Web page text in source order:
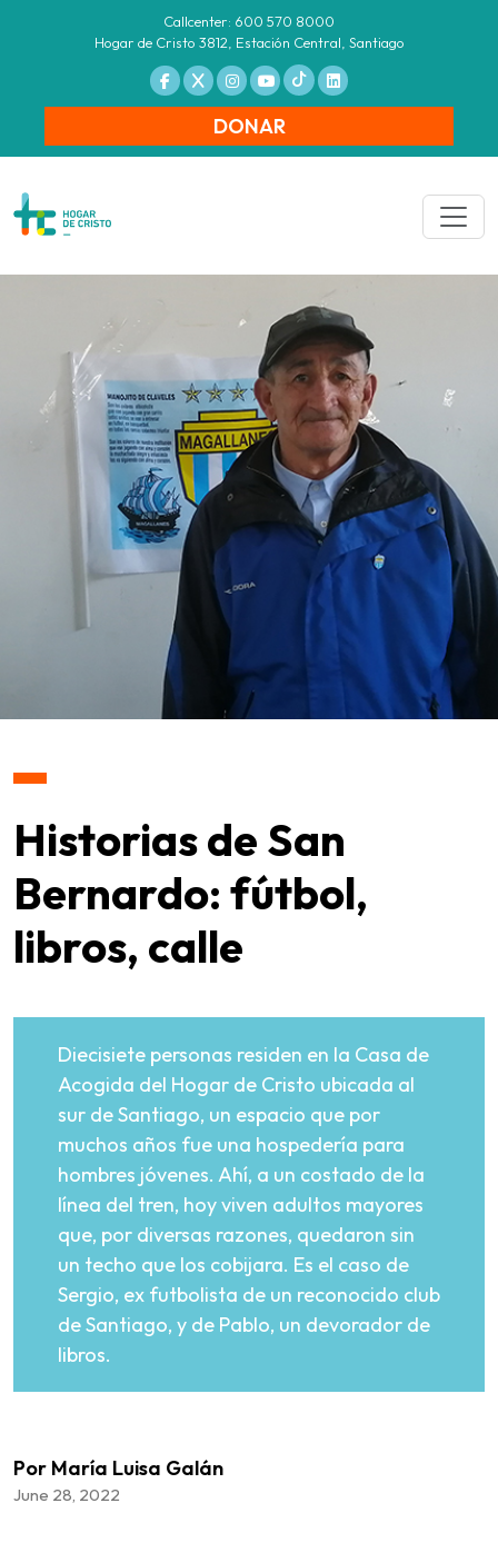
Callcenter: 600 570 8000
Hogar de Cristo 3812, Estación Central, Santiago
DONAR
Historias de San
Bernardo: fútbol,
libros, calle
Diecisiete personas residen en la Casa de
Acogida del Hogar de Cristo ubicada al
sur de Santiago, un espacio que por
muchos años fue una hospedería para
hombres jóvenes. Ahí, a un costado de la
línea del tren, hoy viven adultos mayores
que, por diversas razones, quedaron sin
un techo que los cobijara. Es el caso de
Sergio, ex futbolista de un reconocido club
de Santiago, y de Pablo, un devorador de
libros.
Por María Luisa Galán
June 28, 2022